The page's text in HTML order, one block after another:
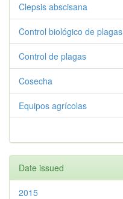
Clepsis abscisana
Control biológico de plagas
Control de plagas
Cosecha
Equipos agrícolas
Date issued
2015